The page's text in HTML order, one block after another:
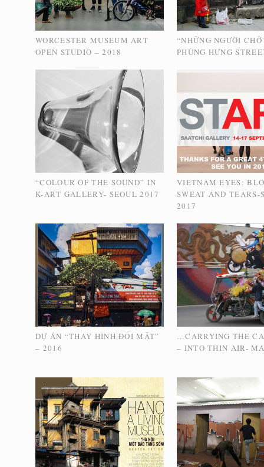
WORCESTER MUSEUM ART
OPEN STUDIO – 2018
“NHỮNG NGƯỜI
PHÙNG HƯNG
“COLOUR OF THE SOUND” IN
K-ART GALLERY- SEOUL 2017
VIETNAM EYES:
SWEAT AND TEARS-
2017
DỰ ÁN “THAY HÌNH ĐỔI MẶT”
– 2016
…CARRYING THE
– INTO THIN AIR-